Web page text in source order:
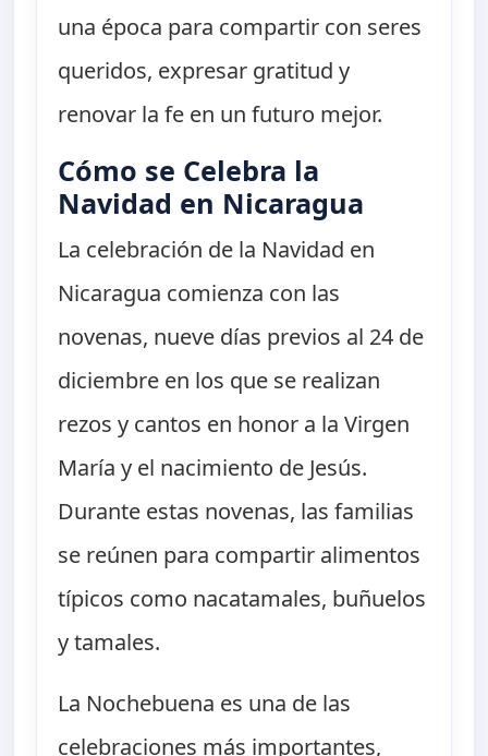
una época para compartir con seres
queridos, expresar gratitud y
renovar la fe en un futuro mejor.
Cómo se Celebra la
Navidad en Nicaragua
La celebración de la Navidad en
Nicaragua comienza con las
novenas, nueve días previos al 24 de
diciembre en los que se realizan
rezos y cantos en honor a la Virgen
María y el nacimiento de Jesús.
Durante estas novenas, las familias
se reúnen para compartir alimentos
típicos como nacatamales, buñuelos
y tamales.
La Nochebuena es una de las
celebraciones más importantes,